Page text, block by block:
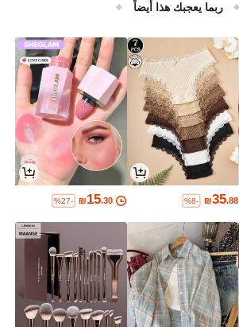
ربما يعجبك هذا أيضاً
₪35.88
%8-
₪15.30
%27-